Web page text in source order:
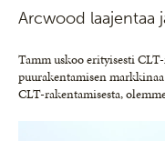
Arcwood laajentaa
Tamm uskoo erityisesti
puurakentamisen
CLT-rakentamisesta,